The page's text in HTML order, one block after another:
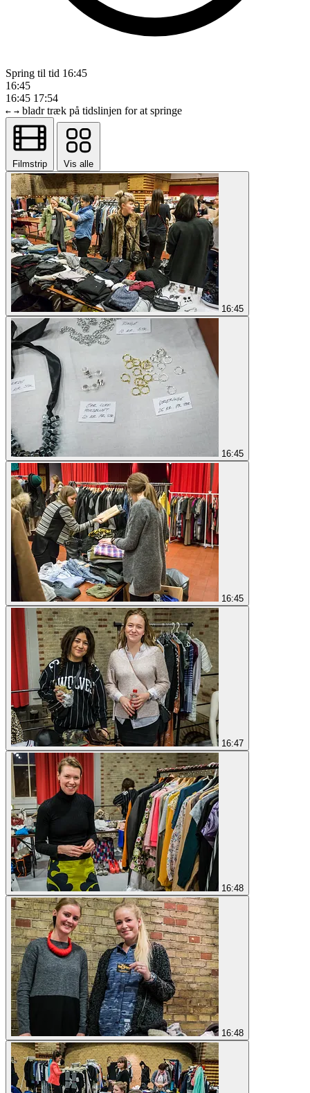
Spring til tid 16:45
16:45
16:45 17:54
← → bladr træk på tidslinjen for at springe
Filmstrip Vis alle
16:45
16:45
16:45
16:47
16:48
16:48